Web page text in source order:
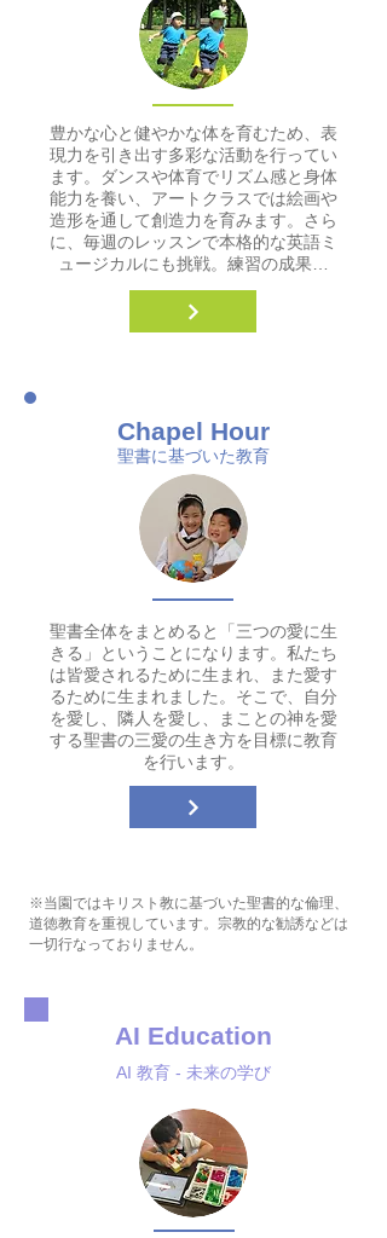
豊かな心と健やかな体を育むため、表
現力を引き出す多彩な活動を行ってい
ます。ダンスや体育でリズム感と身体
能力を養い、アートクラスでは絵画や
造形を通して創造力を育みます。さら
に、毎週のレッスンで本格的な英語ミ
ュージカルにも挑戦。練習の成果…
Chapel Hour
聖書に基づいた教育
聖書全体をまとめると「三つの愛に生
きる」ということになります。私たち
は皆愛されるために生まれ、また愛す
るために生まれました。そこで、自分
を愛し、隣人を愛し、まことの神を愛
する聖書の三愛の生き方を目標に教育
を行います。
※当園ではキリスト教に基づいた聖書的な倫理、
道徳教育を重視しています。宗教的な勧誘などは
一切行なっておりません。
AI Education
AI 教育 - 未来の学び